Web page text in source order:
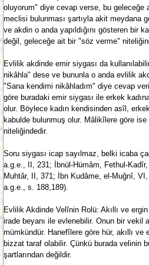
oluyorum" diye cevap verse, bu geleceğe
meclisi bulunması şartıyla akit meydana
ve akdin o anda yapıldığını gösteren bir
değil, geleceğe ait bir "söz verme"
Evlilik akdinde emir siygası da
nikâhla" dese ve bununla o anda evlilik
"Sana kendimi nikâhladım" diye cevap
göre buradaki emir siygası ile erkek
olur. Böylece kadın kendisinden asîl,
kabulde bulunmuş olur. Mâlikîlere göre
niteliğindedir.
Soru siygası icap sayılmaz, belki icaba
a.g.e., II, 231; İbnül-Hümâm, Fethul-
Muhtâr, II, 371; İbn Kudâme, el-Muğnî,
a.g.e., s. 188,189).
Evlilik Akdinde Velînin Rolü: Akıllı ve
irade beyanı ile evlenebilir. Onun bir vekil
mümkündür. Hanefîlere göre hür, akıllı ve
bizzat taraf olabilir. Çünkü burada velinin
şartlarından değildir.